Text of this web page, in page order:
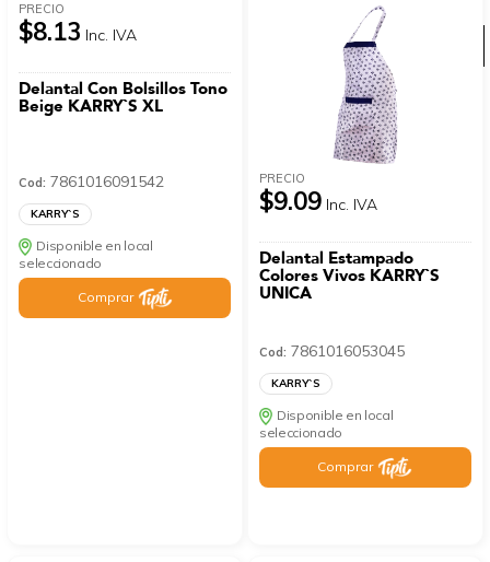
Ver categorías
PRECIO
$8.13 Inc. IVA
Delantal Con Bolsillos Tono
Beige KARRY`S XL
Cod: 7861016091542
KARRY`S
Disponible en local
seleccionado
Comprar
PRECIO
$9.09 Inc. IVA
Delantal Estampado
Colores Vivos KARRY`S
UNICA
Cod: 7861016053045
KARRY`S
Disponible en local
seleccionado
Comprar